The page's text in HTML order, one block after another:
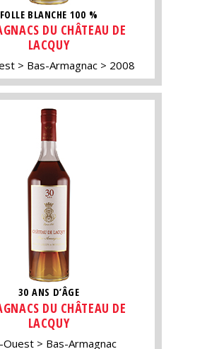
FOLLE BLANCHE 100 %
DU CHÂTEAU DE
LACQUY
Bas-Armagnac 2008
30 ANS D’ÂGE
DU CHÂTEAU DE
LACQUY
Ouest Bas-Armagnac